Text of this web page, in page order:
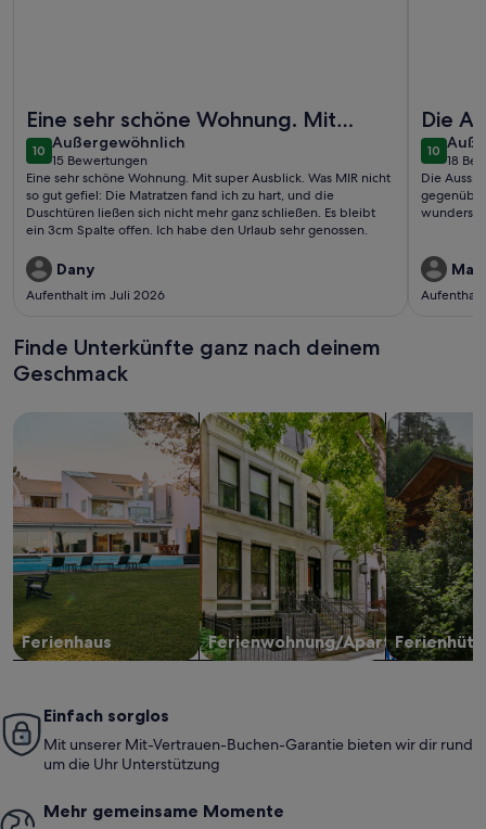
Eine sehr schöne Wohnung. Mit
super Ausblick. Was MIR nicht so gut
gefiel: Die Matratzen fand ic..
1010 von 10
Außergewöhnlich
außergewöhnlich
15 Bewertungen
(15
bewertungen)
Eine sehr schöne Wohnung. Mit super Ausblick. Was MIR nicht
so gut gefiel: Die Matratzen fand ich zu hart, und die
Duschtüren ließen sich nicht mehr ganz schließen. Es bleibt
ein 3cm Spalte offen. Ich habe den Urlaub sehr genossen.
Dany
Aufenthalt im Juli 2026
Die
1010 von
18
(18
Die
gegenüber
Finde Unterkünfte ganz nach deinem
Geschmack
Ferienhaus
Suche nach Ferienhäusern
Ferienwohnung/Apartment
Suche nach Ferienwohnungen oder
Suche nach
Einfach sorglos
Mit unserer Mit-Vertrauen-Buchen-Garantie bieten wir dir rund
um die Uhr Unterstützung
Mehr gemeinsame Momente